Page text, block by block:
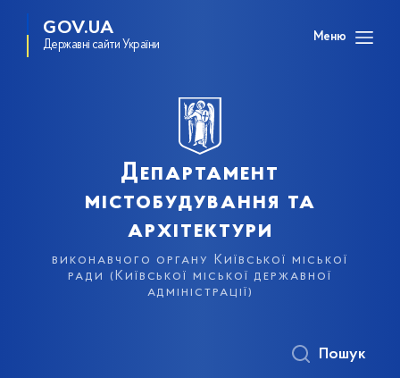
GOV.UA
Державні сайти України
Меню
Департамент
містобудування та
архітектури
виконавчого органу Київської міської
ради (Київської міської державної
адміністрації)
Пошук